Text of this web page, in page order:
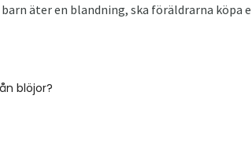
äter en blandning, ska föräldrarna köpa
blöjor?